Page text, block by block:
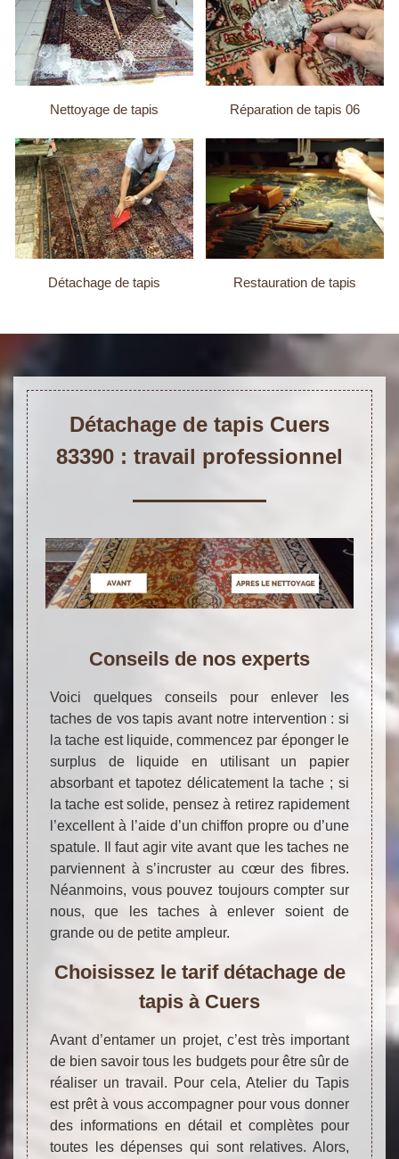
Nettoyage de tapis Réparation de tapis 06
Détachage de tapis Restauration de tapis
Détachage de tapis Cuers
83390 : travail professionnel
Conseils de nos experts
Voici quelques conseils pour enlever les
taches de vos tapis avant notre intervention : si
la tache est liquide, commencez par éponger le
surplus de liquide en utilisant un papier
absorbant et tapotez délicatement la tache ; si
la tache est solide, pensez à retirez rapidement
l’excellent à l’aide d’un chiffon propre ou d’une
spatule. Il faut agir vite avant que les taches ne
parviennent à s’incruster au cœur des fibres.
Néanmoins, vous pouvez toujours compter sur
nous, que les taches à enlever soient de
grande ou de petite ampleur.
Choisissez le tarif détachage de
tapis à Cuers
Avant d’entamer un projet, c’est très important
de bien savoir tous les budgets pour être sûr de
réaliser un travail. Pour cela, Atelier du Tapis
est prêt à vous accompagner pour vous donner
des informations en détail et complètes pour
toutes les dépenses qui sont relatives. Alors,